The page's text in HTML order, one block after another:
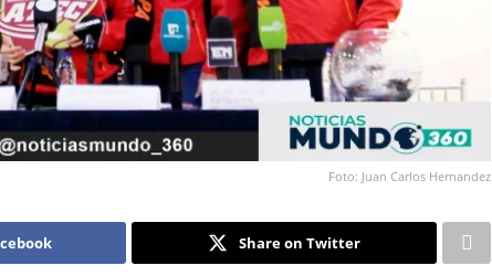
Foto: Juan Carlos Hernandez
Share on Twitter